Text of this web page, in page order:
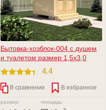
Бытовка-хозблок-004 с душем
и туалетом размер 1,5х3,0
4.4
В сравнение В избранное
размер: площадь: